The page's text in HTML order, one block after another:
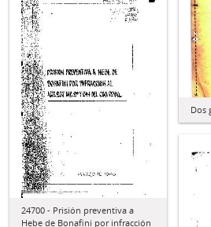
Dos
24700 - Prisión preventiva a
Hebe de Bonafini por infracción